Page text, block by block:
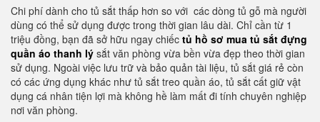
Chi phí dành cho tủ sắt thấp hơn so với các dòng tủ gỗ mà người
dùng có thể sử dụng được trong thời gian lâu dài. Chỉ cần từ 1
triệu đồng, bạn đã sở hữu ngay chiếc tủ hồ sơ mua tủ sắt đựng
quần áo thanh lý sắt văn phòng vừa bền vừa đẹp theo thời gian
sử dụng. Ngoài việc lưu trữ và bảo quản tài liệu, tủ sắt giá rẻ còn
có các ứng dụng khác như tủ sắt treo quần áo, tủ sắt cất giữ vật
dụng cá nhân tiện lợi mà không hề làm mất đi tính chuyên nghiệp
nơi văn phòng.